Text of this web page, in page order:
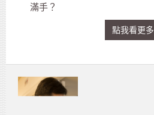
滿手？
點我看更多